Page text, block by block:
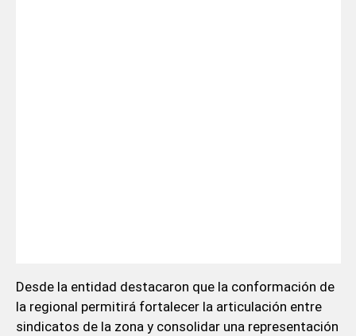
Desde la entidad destacaron que la conformación de
la regional permitirá fortalecer la articulación entre
sindicatos de la zona y consolidar una representación